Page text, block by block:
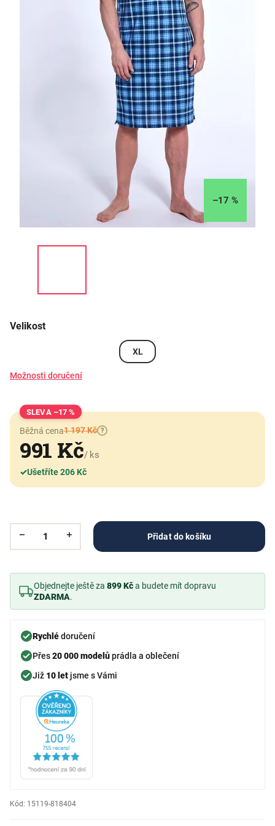
–17 %
Velikost
XL
Možnosti doručení
–17 %
Běžná cena1 197 Kč ?
991 Kč/ ks
✓Ušetříte 206 Kč
Přidat do košíku
Objednejte ještě za 899 Kča budete mít dopravu
ZDARMA.
Rychlédoručení
Přes20 000 modelůprádla a oblečení
Již 10 let jsme s Vámi
Kód: 15119-818404